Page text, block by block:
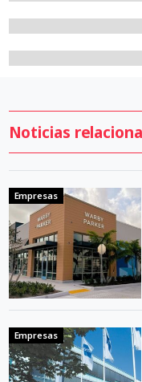
Noticias
Empresas
Empresas